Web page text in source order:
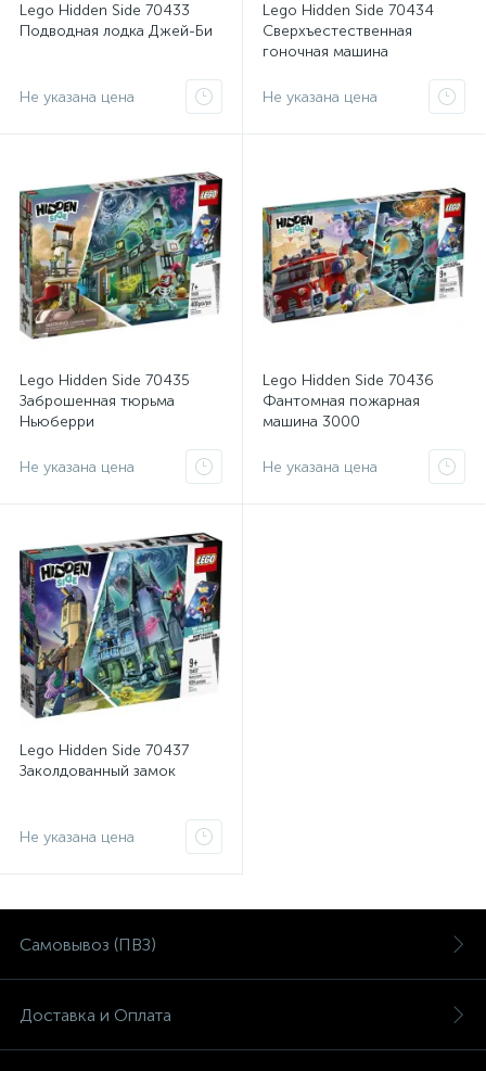
Lego Hidden Side 70433
Подводная лодка Джей-Би
Не указана цена
Lego Hidden Side 70434
Сверхъестественная
гоночная машина
Не указана цена
Lego Hidden Side 70435
Заброшенная тюрьма
Ньюберри
Не указана цена
Lego Hidden Side 70436
Фантомная пожарная
машина 3000
Не указана цена
Lego Hidden Side 70437
Заколдованный замок
Не указана цена
Самовывоз (ПВЗ)
Доставка и Оплата